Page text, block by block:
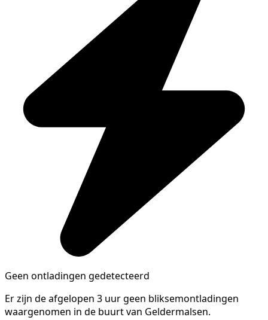
Geen ontladingen gedetecteerd
Er zijn de afgelopen 3 uur geen bliksemontladingen
waargenomen in de buurt van Geldermalsen.